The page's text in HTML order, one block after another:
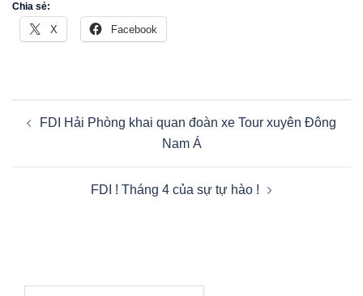
Chia sẻ:
X Facebook
FDI Hải Phòng khai quan đoàn xe Tour xuyên Đông
Nam Á
FDI ! Tháng 4 của sự tự hào !